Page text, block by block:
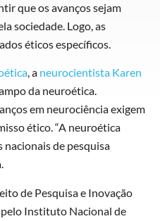
que os avanços sejam
sociedade. Logo, as
éticos específicos.
, a neurocientista Karen
da neuroética.
em neurociência exigem
ético. “A neuroética
nacionais de pesquisa
de Pesquisa e Inovação
Instituto Nacional de